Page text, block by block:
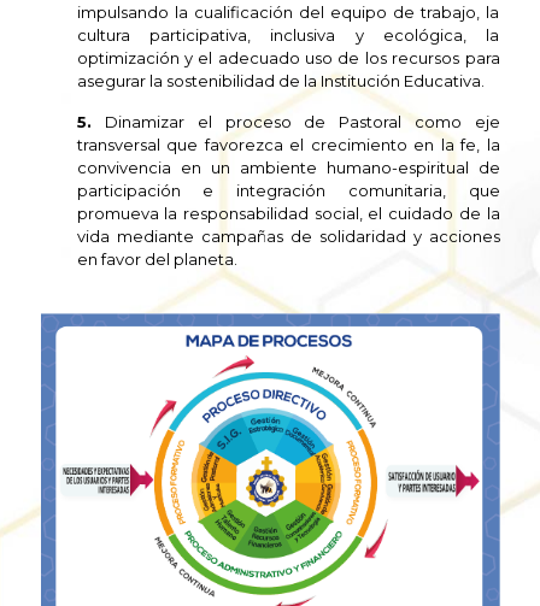
impulsando la cualificación del equipo de trabajo, la
cultura participativa, inclusiva y ecológica, la
optimización y el adecuado uso de los recursos para
asegurar la sostenibilidad de la Institución Educativa.
5. Dinamizar el proceso de Pastoral como eje
transversal que favorezca el crecimiento en la fe, la
convivencia en un ambiente humano-espiritual de
participación e integración comunitaria, que
promueva la responsabilidad social, el cuidado de la
vida mediante campañas de solidaridad y acciones
en favor del planeta.